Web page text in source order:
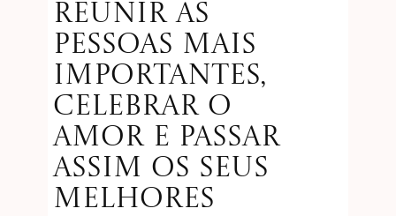
reunir as
pessoas mais
importantes,
celebrar o
amor e passar
assim os seus
melhores